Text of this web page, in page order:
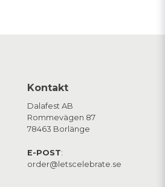
Kontakt
Dalafest AB
Rommevägen 87
78463 Borlänge
E-POST:
order@letscelebrate.se